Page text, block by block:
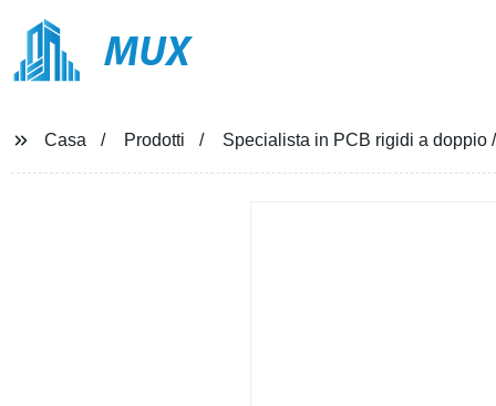
MUX
Casa Prodotti Specialista in PCB rigidi a doppio